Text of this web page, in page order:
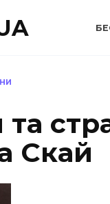
та
Скай